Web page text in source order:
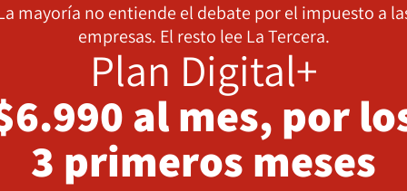
mayoría no entiende el debate por el impuesto a
empresas. El resto lee La Tercera.
Plan Digital+
al mes, por
3 primeros meses